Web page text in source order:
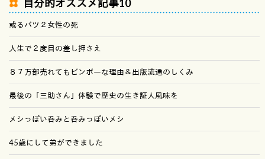
自分的オススメ記事10
或るバツ２女性の死
人生で２度目の差し押さえ
８７万部売れてもビンボーな理由＆出版流通のしくみ
最後の「三助さん」体験で歴史の生き証人風味を
メシっぽい呑みと呑みっぽいメシ
45歳にして弟ができました